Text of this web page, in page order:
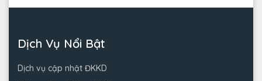
Dịch Vụ Nổi Bật
Dịch vụ cập nhật ĐKKD